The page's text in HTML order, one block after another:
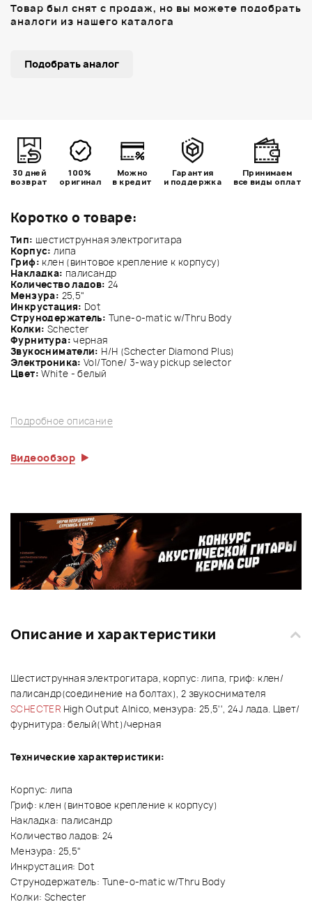
Коротко о товаре:
Тип: шестиструнная электрогитара
Корпус: липа
Гриф: клен (винтовое крепление к корпусу)
Накладка: палисандр
Количество ладов: 24
Мензура: 25,5"
Инкрустация: Dot
Струнодержатель: Tune-o-matic w/Thru Body
Колки: Schecter
Фурнитура: черная
Звукосниматели: H/H (Schecter Diamond Plus)
Электроника: Vol/Tone/ 3-way pickup selector
Цвет: White - белый
Подробное описание
Видеообзор
Товар был снят с продаж, но вы можете подобрать
аналоги из нашего каталога
Подобрать аналог
30 дней
возврат
100%
оригинал
Можно
в кредит
Гарантия
и поддержка
Принимаем
все виды оплат
Описание и характеристики
Шестиструнная электрогитара, корпус: липа, гриф: клен/
палисандр(соединение на болтах), 2 звукоснимателя
SCHECTER High Output Alnico, мензура: 25,5'', 24J лада. Цвет/
фурнитура: белый(Wht)/черная
Технические характеристики:
Корпус: липа
Гриф: клен (винтовое крепление к корпусу)
Накладка: палисандр
Количество ладов: 24
Мензура: 25,5"
Инкрустация: Dot
Струнодержатель: Tune-o-matic w/Thru Body
Колки: Schecter